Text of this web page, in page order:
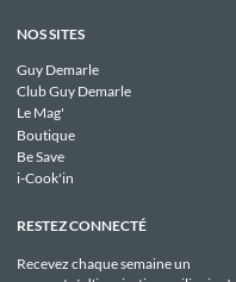
NOS SITES
Guy Demarle
Club Guy Demarle
Le Mag'
Boutique
Be Save
i-Cook'in
RESTEZ CONNECTÉ
Recevez chaque semaine un